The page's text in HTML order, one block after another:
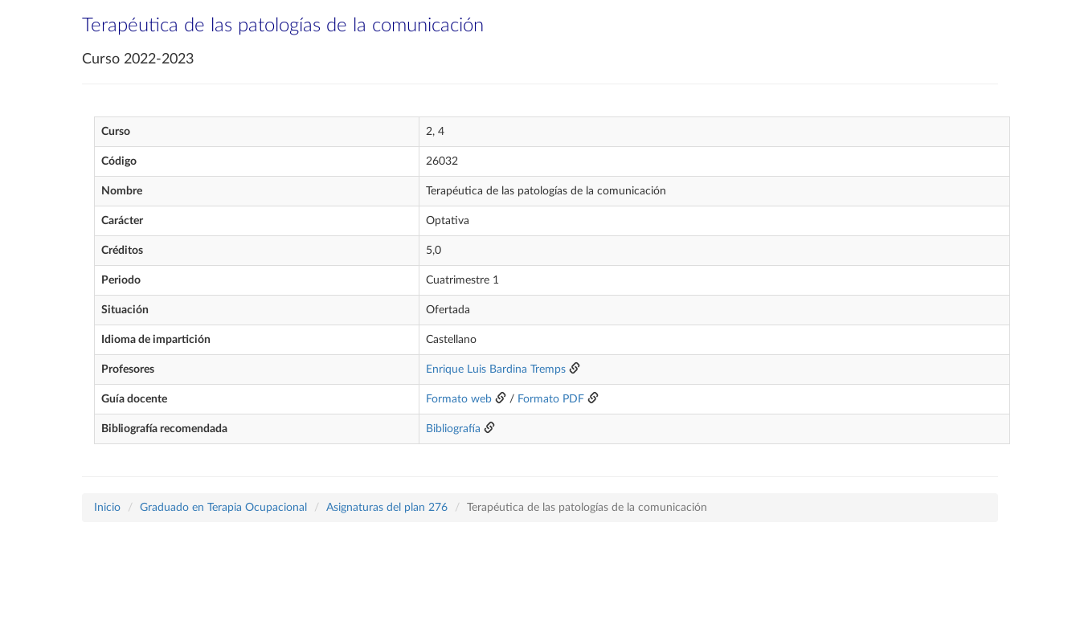
Terapéutica de las patologías de la comunicación
Curso 2022-2023
Curso 2, 4
Código 26032
Nombre Terapéutica de las patologías de la comunicación
Carácter Optativa
Créditos 5,0
Periodo Cuatrimestre 1
Situación Ofertada
Idioma de impartición Castellano
Profesores Enrique Luis Bardina Tremps
Guía docente Formato web / Formato PDF
Bibliografía recomendada Bibliografía
Inicio Graduado en Terapia Ocupacional Asignaturas del plan 276 Terapéutica de las patologías de la comunicación